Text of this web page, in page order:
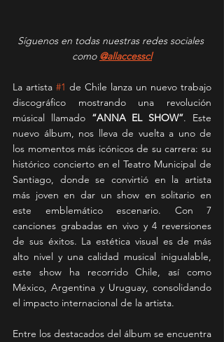
Síguenos en todas nuestras redes sociales
como @allaccesscl
La artista #1 de Chile lanza un nuevo trabajo
discográfico mostrando una revolución
músical llamado “ANNA EL SHOW”. Este
nuevo álbum, nos lleva de vuelta a uno de
los momentos más icónicos de su carrera: su
histórico concierto en el Teatro Municipal de
Santiago, donde se convirtió en la artista
más joven en dar un show en solitario en
este emblemático escenario. Con 7
canciones grabadas en vivo y 4 reversiones
de sus éxitos. La estética visual es de más
alto nivel y una calidad musical inigualable,
este show ha recorrido Chile, así como
México, Argentina y Uruguay, consolidando
el impacto internacional de la artista.
Entre los destacados del álbum se encuentra